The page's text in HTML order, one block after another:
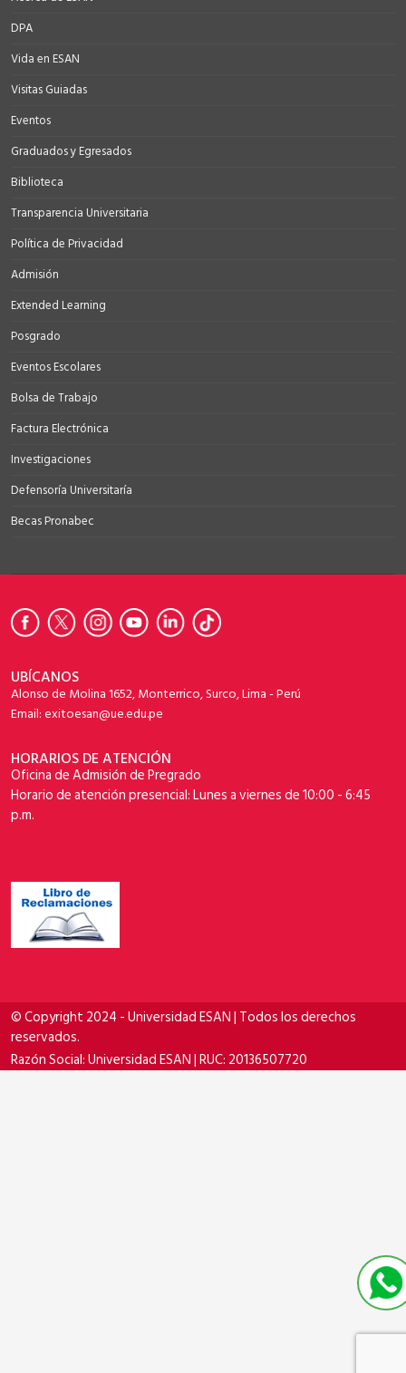
DPA
Vida en ESAN
Visitas Guiadas
Eventos
Graduados y Egresados
Biblioteca
Transparencia Universitaria
Política de Privacidad
Admisión
Extended Learning
Posgrado
Eventos Escolares
Bolsa de Trabajo
Factura Electrónica
Investigaciones
Defensoría Universitaría
Becas Pronabec
UBÍCANOS
Alonso de Molina 1652, Monterrico, Surco, Lima - Perú
Email: exitoesan@ue.edu.pe
HORARIOS DE ATENCIÓN
Oficina de Admisión de Pregrado
Horario de atención presencial: Lunes a viernes de 10:00 - 6:45
p.m.
© Copyright 2024 - Universidad ESAN | Todos los derechos
reservados.
Razón Social: Universidad ESAN | RUC: 20136507720